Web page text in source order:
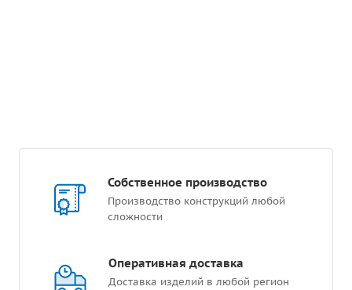
Собственное производство
Производство конструкций любой
сложности
Оперативная доставка
Доставка изделий в любой регион